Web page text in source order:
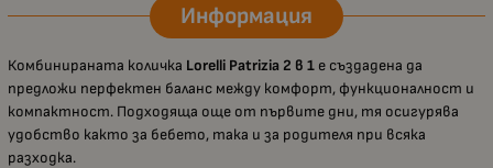
Информация
Комбинираната количка Lorelli Patrizia 2 в 1 е създадена да
предложи перфектен баланс между комфорт, функционалност и
компактност. Подходяща още от първите дни, тя осигурява
удобство както за бебето, така и за родителя при всяка
разходка.